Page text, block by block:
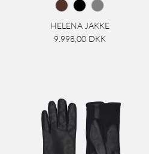
HELENA JAKKE
9.998,00 DKK